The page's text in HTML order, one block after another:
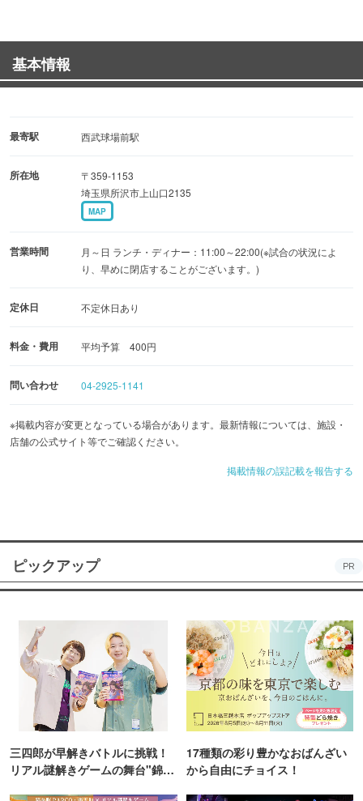
基本情報
最寄駅 西武球場前駅
所在地
〒359-1153
埼玉県所沢市上山口2135
MAP
営業時間
月～日 ランチ・ディナー：11:00～22:00(※試合の状況によ
り、早めに閉店することがございます。)
定休日 不定休日あり
料金・費用 平均予算 400円
問い合わせ 04-2925-1141
※掲載内容が変更となっている場合があります。最新情報については、施設・
店舗の公式サイト等でご確認ください。
掲載情報の誤記載を報告する
ピックアップ PR
三四郎が早解きバトルに挑戦！
リアル謎解きゲームの舞台"錦糸
17種類の彩り豊かなおばんざい
から自由にチョイス！